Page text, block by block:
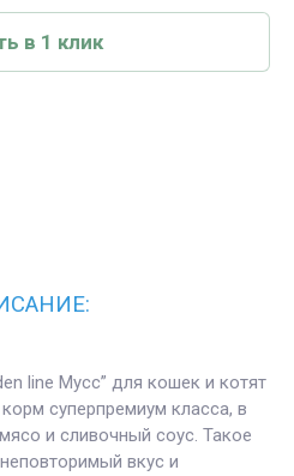
в 1 клик
line Мусс” для кошек и котят
суперпремиум класса, в
и сливочный соус. Такое
вкус и